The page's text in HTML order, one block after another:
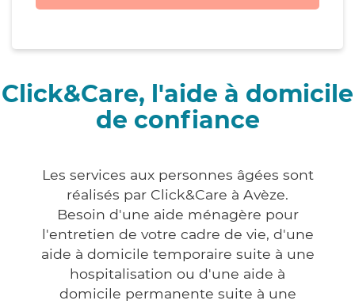
Click&Care, l'aide à domicile
de confiance
Les services aux personnes âgées sont
réalisés par Click&Care à Avèze.
Besoin d'une aide ménagère pour
l'entretien de votre cadre de vie, d'une
aide à domicile temporaire suite à une
hospitalisation ou d'une aide à
domicile permanente suite à une